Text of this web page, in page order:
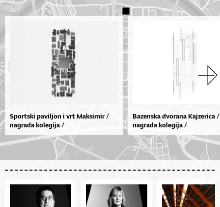
Sportski paviljon i vrt Maksimir /
nagrada kolegija /
Bazenska dvorana Kajzerica /
nagrada kolegija /